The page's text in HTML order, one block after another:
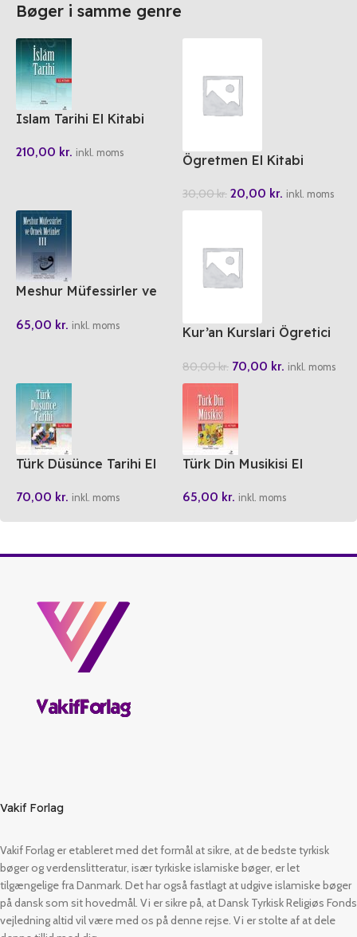
Bøger i samme genre
Islam Tarihi El Kitabi
210,00 kr. inkl. moms Ögretmen El Kitabi
30,00kr. 20,00 kr. inkl. moms
Meshur Müfessirler ve
65,00 kr. inkl. moms
Kur’an Kurslari Ögretici
80,00kr. 70,00 kr. inkl. moms
Türk Düsünce Tarihi El
70,00 kr. inkl. moms
Türk Din Musikisi El
65,00 kr. inkl. moms
Vakif Forlag
Vakif Forlag er etableret med det formål at sikre, at de bedste tyrkisk
bøger og verdenslitteratur, især tyrkiske islamiske bøger, er let
tilgængelige fra Danmark. Det har også fastlagt at udgive islamiske bøger
på dansk som sit hovedmål. Vi er sikre på, at Dansk Tyrkisk Religiøs Fonds
vejledning altid vil være med os på denne rejse. Vi er stolte af at dele